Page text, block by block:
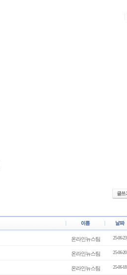
온라인뉴스팀 25-06-23
온라인뉴스팀 25-06-20
온라인뉴스팀 25-06-18